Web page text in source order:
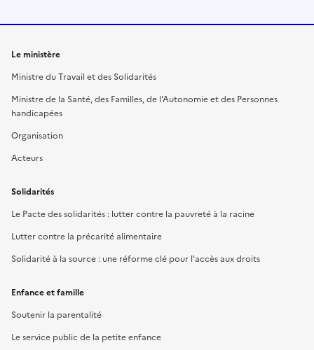
Le ministère
Ministre du Travail et des Solidarités
Ministre de la Santé, des Familles, de l'Autonomie et des Personnes
handicapées
Organisation
Acteurs
Solidarités
Le Pacte des solidarités : lutter contre la pauvreté à la racine
Lutter contre la précarité alimentaire
Solidarité à la source : une réforme clé pour l'accès aux droits
Enfance et famille
Soutenir la parentalité
Le service public de la petite enfance